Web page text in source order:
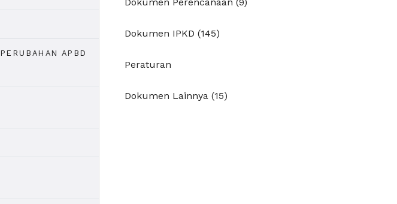
APBD
Dokumen IPKD (145)
Peraturan
Dokumen Lainnya (15)